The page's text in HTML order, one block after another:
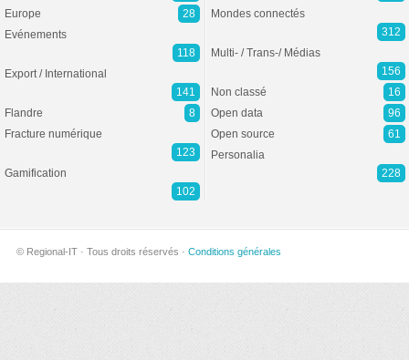
Europe
28
Evénements
118
Export / International
141
Flandre
8
Fracture numérique
123
Gamification
102
Mondes connectés
312
Multi- / Trans-/ Médias
156
Non classé
16
Open data
96
Open source
61
Personalia
228
© Regional-IT · Tous droits réservés · Conditions générales